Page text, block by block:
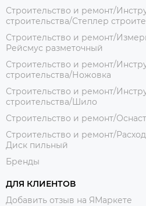
Строительство и ремонт/
строительства/Степлер
Строительство и ремонт/
Рейсмус разметочный
Строительство и ремонт/
строительства/Ножовка
Строительство и ремонт/
строительства/Шило
Строительство и ремонт/
Строительство и ремонт/
Диск пильный
Бренды
ДЛЯ КЛИЕНТОВ
Добавить отзыв на ЯМаркете